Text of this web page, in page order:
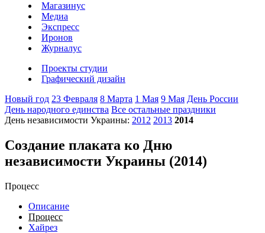
Магазинус
Медиа
Экспресс
Иронов
Журналус
Проекты студии
Графический дизайн
Новый год 23 Февраля 8 Марта 1 Мая 9 Мая День России
День народного единства Все остальные праздники
День независимости Украины: 2012 2013 2014
Создание плаката ко Дню
независимости Украины (2014)
Процесс
Описание
Процесс
Хайрез